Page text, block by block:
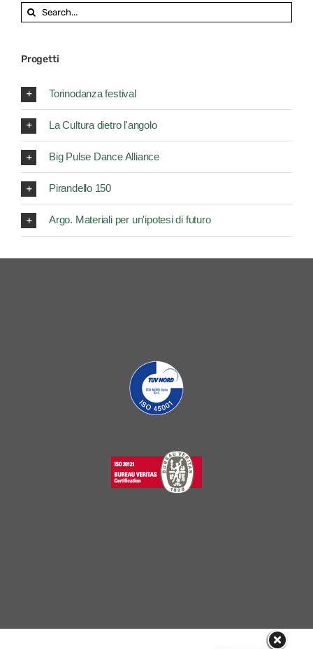
Search
for:
Progetti
Torinodanza festival
La Cultura dietro l'angolo
Big Pulse Dance Alliance
Pirandello 150
Argo. Materiali per un'ipotesi di futuro